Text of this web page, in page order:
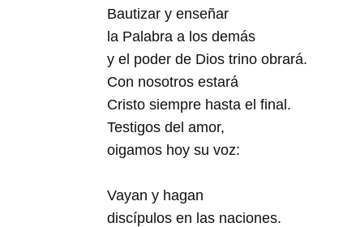
Bautizar y enseñar
la Palabra a los demás
y el poder de Dios trino obrará.
Con nosotros estará
Cristo siempre hasta el final.
Testigos del amor,
oigamos hoy su voz:
Vayan y hagan
discípulos en las naciones.